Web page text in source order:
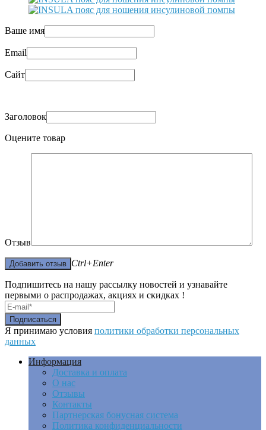
Ваше имя
Email
Сайт
Заголовок
Оцените товар
Отзыв
Ctrl+Enter
Подпишитесь на нашу рассылку новостей и узнавайте
первыми о распродажах, акциях и скидках !
Я принимаю условия политики обработки персональных
данных
Информация
Доставка и оплата
О нас
Отзывы
Контакты
Партнерская бонусная система
Политика конфиденциальности